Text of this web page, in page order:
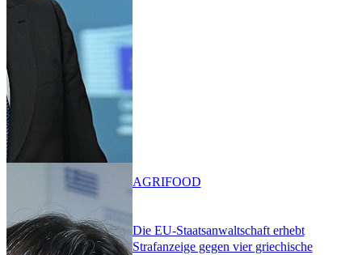
Die EU-Staatsanwaltschaft erhebt
Strafanzeige gegen vier griechische
AGRIFOOD